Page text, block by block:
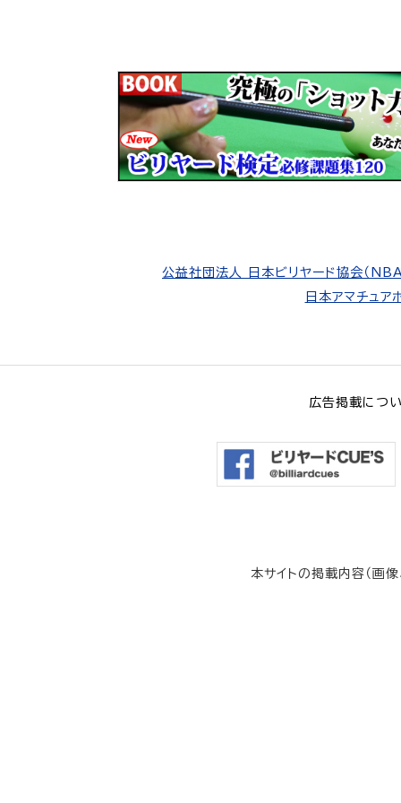
公益社団法人 日本ビリヤード協会（NBA
日本アマチュア
広告掲載につ
本サイトの掲載内容（画